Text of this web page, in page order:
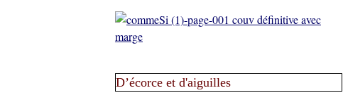
D’écorce et d'aiguilles